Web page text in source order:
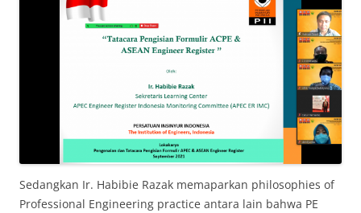
Sedangkan Ir. Habibie Razak memaparkan philosophies of
Professional Engineering practice antara lain bahwa PE